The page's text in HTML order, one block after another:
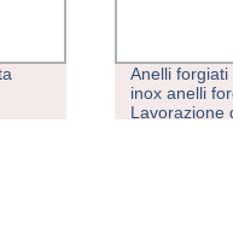
Anelli
inox anelli
Lavorazione